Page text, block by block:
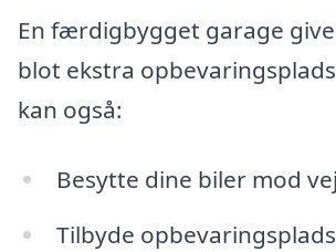
En færdigbygget garage
blot ekstra
kan også:
Besytte dine biler mod
Tilbyde